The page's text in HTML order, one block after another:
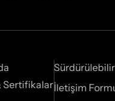
Sertifikalarİletişim